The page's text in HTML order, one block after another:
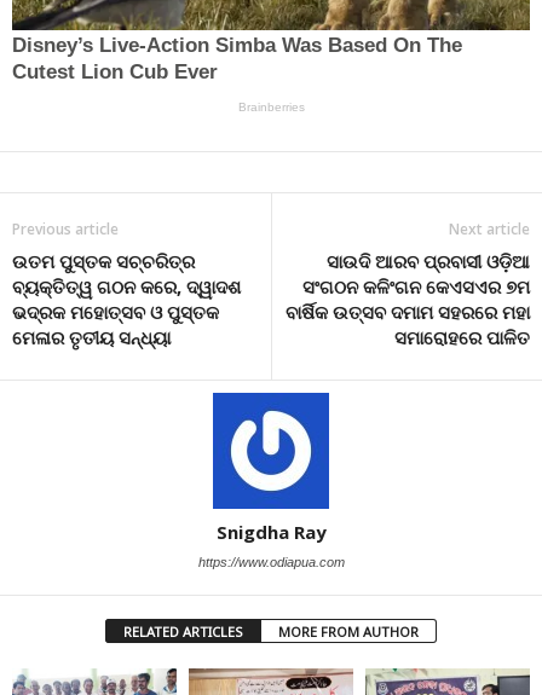
Previous article
ଉତମ ପୁସ୍ତକ ସଚ୍ଚରିତ୍ର
ବ୍ୟକ୍ତିତ୍ୱ ଗଠନ କରେ, ଦ୍ୱାଦଶ
ଭଦ୍ରକ ମହୋତ୍ସବ ଓ ପୁସ୍ତକ
ମେଳାର ତୃତୀୟ ସନ୍ଧ୍ୟା
Next article
ସାଉଦି ଆରବ ପ୍ରବାସୀ ଓଡ଼ିଆ
ସଂଗଠନ କଳିଂଗନ କେଏସଏର ୭ମ
ବାର୍ଷିକ ଉତ୍ସବ ଦମାମ ସହରରେ ମହା
ସମାରୋହରେ ପାଳିତ
Snigdha Ray
https://www.odiapua.com
RELATED ARTICLES MORE FROM AUTHOR